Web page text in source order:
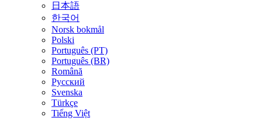
日本語
한국어
Norsk bokmål
Polski
Português (PT)
Português (BR)
Română
Русский
Svenska
Türkçe
Tiếng Việt